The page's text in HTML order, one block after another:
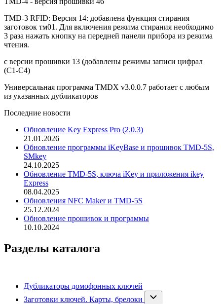
TMD-3 RFID: Версия 14: добавлена функция стирания
заготовок тм01. Для включения режима стирания необходимо
3 раза нажать кнопку на передней панели прибора из режима
чтения.
с версии прошивки 13 (добавлены режимы записи цифрал
(С1-С4)
Универсальная программа TMDX v3.0.0.7 работает с любым
из указанных дубликаторов
Последние новости
Обновление Key Express Pro (2.0.3)
21.01.2026
Обновление программы iKeyBase и прошивок TMD-5S,
SMkey
24.10.2025
Обновление TMD-5S, ключа iKey и приложения ikey
Express
08.04.2025
Обновления NFC Maker и TMD-5S
25.12.2024
Обновление прошивок и программы
10.10.2024
Разделы каталога
Дубликаторы домофонных ключей
Заготовки ключей. Карты, брелоки